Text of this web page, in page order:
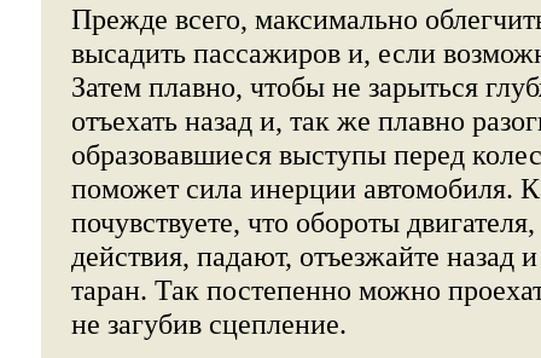
Прежде всего, максимально
высадить пассажиров и, если
Затем плавно, чтобы не зарыться
отъехать назад и, так же плавно
образовавшиеся выступы перед
поможет сила инерции автомобиля.
почувствуете, что обороты
действия, падают, отъезжайте назад
таран. Так постепенно можно
не загубив сцепление.